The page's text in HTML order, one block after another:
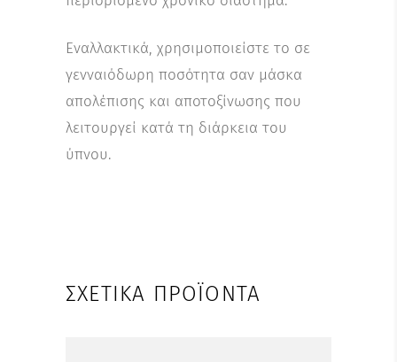
Εναλλακτικά, χρησιμοποιείστε το σε
γενναιόδωρη ποσότητα σαν μάσκα
απολέπισης και αποτοξίνωσης που
λειτουργεί κατά τη διάρκεια του
ύπνου.
ΣΧΕΤΙΚΆ ΠΡΟΪΌΝΤΑ